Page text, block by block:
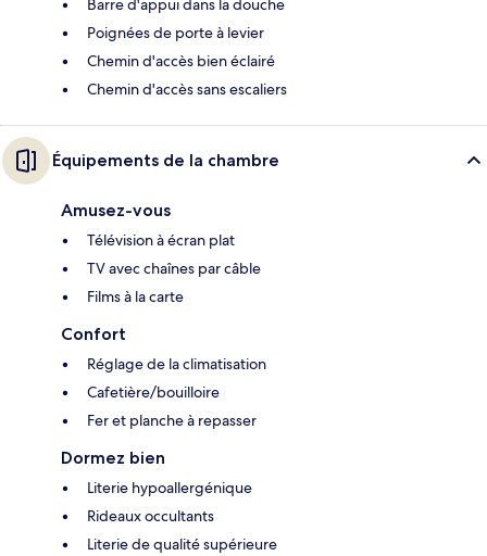
Barre d'appui dans la douche
Poignées de porte à levier
Chemin d'accès bien éclairé
Chemin d'accès sans escaliers
Équipements de la chambre
Amusez-vous
Télévision à écran plat
TV avec chaînes par câble
Films à la carte
Confort
Réglage de la climatisation
Cafetière/bouilloire
Fer et planche à repasser
Dormez bien
Literie hypoallergénique
Rideaux occultants
Literie de qualité supérieure